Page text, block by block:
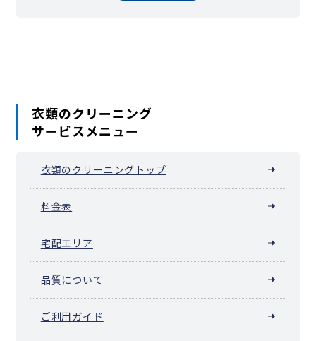
衣類のクリーニング
サービスメニュー
衣類のクリーニングトップ
料金表
宅配エリア
品質について
ご利用ガイド